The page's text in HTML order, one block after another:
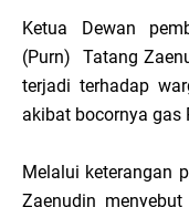
Ketua Dewan
(Purn) Tatang
terjadi terhadap
akibat bocornya gas
Melalui keterangan
Zaenudin